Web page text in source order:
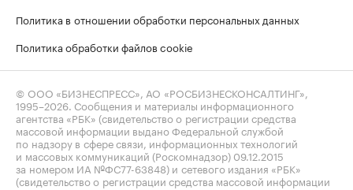
Политика в отношении обработки персональных данных
Политика обработки файлов cookie
© ООО «БИЗНЕСПРЕСС», АО «РОСБИЗНЕСКОНСАЛТИНГ»,
1995–2026. Сообщения и материалы информационного
агентства «РБК» (свидетельство о регистрации средства
массовой информации выдано Федеральной службой
по надзору в сфере связи, информационных технологий
и массовых коммуникаций (Роскомнадзор) 09.12.2015
за номером ИА №ФС77-63848) и сетевого издания «РБК»
(свидетельство о регистрации средства массовой информации